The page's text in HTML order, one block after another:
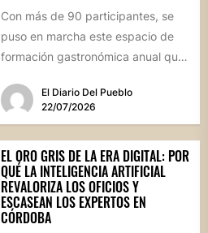
Con más de 90 participantes, se
puso en marcha este espacio de
formación gastronómica anual que
culinarias...El Diario Del Pueblo
22/07/2026
EL ORO GRIS DE LA ERA DIGITAL: POR
QUÉ LA INTELIGENCIA ARTIFICIAL
REVALORIZA LOS OFICIOS Y
ESCASEAN LOS EXPERTOS EN
CÓRDOBA